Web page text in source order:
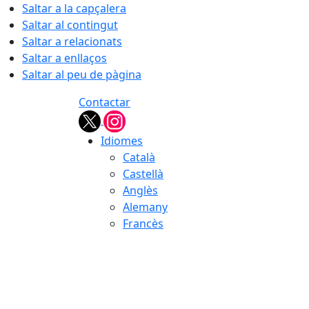
Saltar a la capçalera
Saltar al contingut
Saltar a relacionats
Saltar a enllaços
Saltar al peu de pàgina
Contactar
Idiomes
Català
Castellà
Anglès
Alemany
Francès